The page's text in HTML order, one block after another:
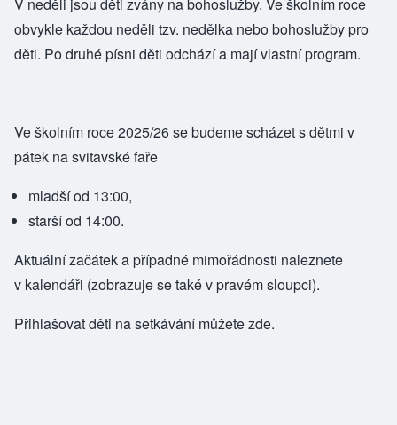
obvykle každou neděli tzv. nedělka nebo bohoslužby pro
děti. Po druhé písni děti odchází a mají vlastní program.
Ve školním roce 2025/26 se budeme scházet s dětmi v
pátek na svitavské faře
mladší od 13:00,
starší od 14:00.
Aktuální začátek a případné mimořádnosti naleznete
v kalendáři (zobrazuje se také v pravém sloupci).
Přihlašovat děti na setkávání můžetezde.